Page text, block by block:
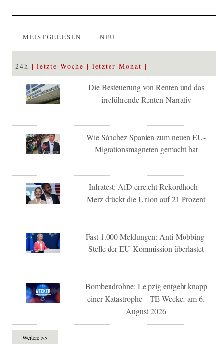
MEISTGELESEN NEU
24h letzte Woche letzter Monat
Die Besteuerung von Renten und das
irreführende Renten-Narrativ
Wie Sánchez Spanien zum neuen EU-
Migrationsmagneten gemacht hat
Infratest: AfD erreicht Rekordhoch –
Merz drückt die Union auf 21 Prozent
Fast 1.000 Meldungen: Anti-Mobbing-
Stelle der EU-Kommission überlastet
Bombendrohne: Leipzig entgeht knapp
einer Katastrophe – TE-Wecker am 6.
August 2026
Weitere >>